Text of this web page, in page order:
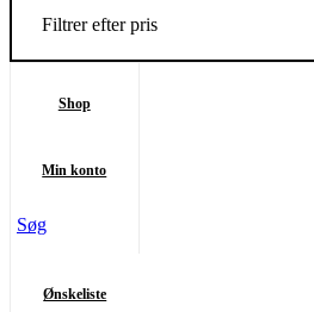
Filtrer efter pris
Shop
Min konto
Søg
Ønskeliste